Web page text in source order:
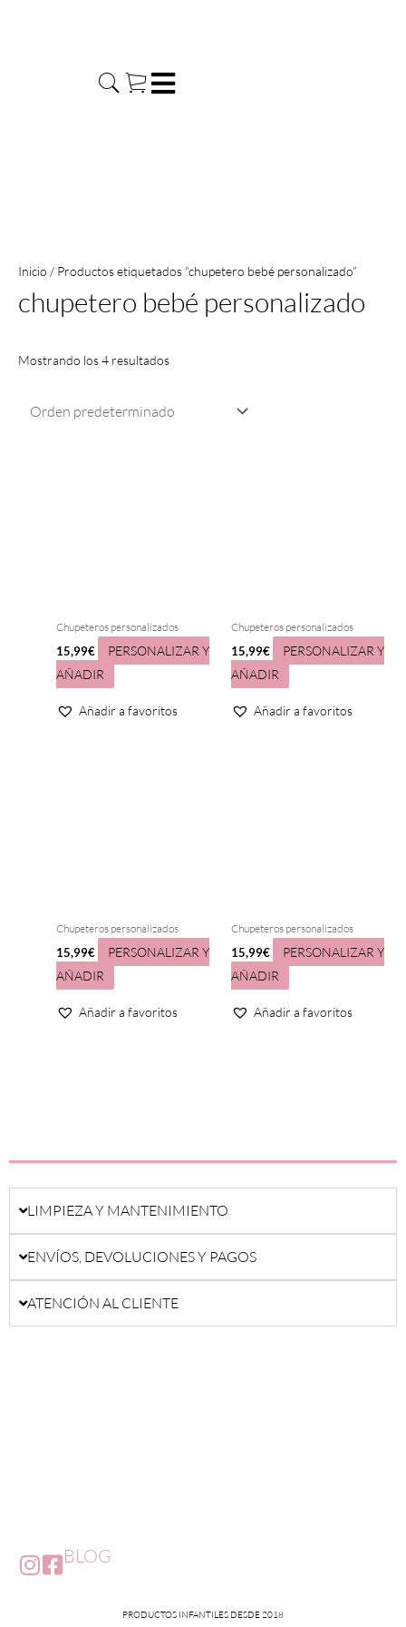
Inicio / Productos etiquetados “chupetero bebé personalizado”
chupetero bebé personalizado
Mostrando los 4 resultados
Chupeteros personalizados
15,99€
PERSONALIZAR Y
AÑADIR
Añadir a favoritos
Chupeteros personalizados
15,99€
PERSONALIZAR Y
AÑADIR
Añadir a favoritos
Chupeteros personalizados
15,99€
PERSONALIZAR Y
AÑADIR
Añadir a favoritos
Chupeteros personalizados
15,99€
PERSONALIZAR Y
AÑADIR
Añadir a favoritos
LIMPIEZA Y MANTENIMIENTO
ENVÍOS, DEVOLUCIONES Y PAGOS
ATENCIÓN AL CLIENTE
BLOG
PRODUCTOS INFANTILES DESDE 2018